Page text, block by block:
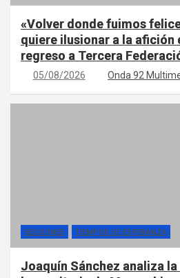
«Volver donde fuimos
quiere ilusionar a la afición
regreso a Tercera
05/08/2026 Onda 92
SECCIONES TIEMPOS DE ESPERANZA
Joaquín Sánchez analiza la